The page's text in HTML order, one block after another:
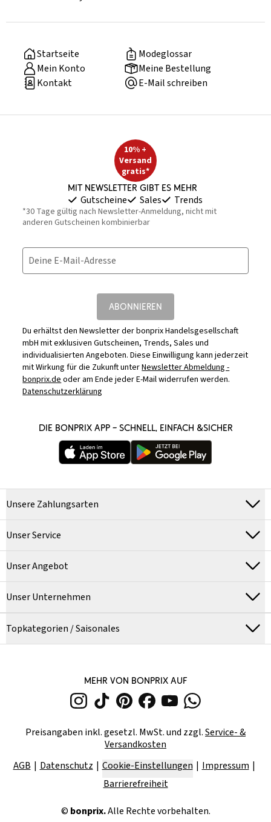
Startseite
Modeglossar
Mein Konto
Meine Bestellung
Kontakt
E-Mail schreiben
10% +
Versand
gratis*
Mit Newsletter gibt es mehr
Gutscheine Sales Trends
*30 Tage gültig nach Newsletter-Anmeldung, nicht mit
anderen Gutscheinen kombinierbar
Deine E-Mail-Adresse
ABONNIEREN
Du erhältst den Newsletter der bonprix Handelsgesellschaft
mbH mit exklusiven Gutscheinen, Trends, Sales und
individualisierten Angeboten. Diese Einwilligung kann jederzeit
mit Wirkung für die Zukunft unterNewsletter Abmeldung -
bonprix.deoder am Ende jeder E-Mail widerrufen werden.
Datenschutzerklärung
DIE BONPRIX APP – SCHNELL, EINFACH &SICHER
Unsere Zahlungsarten
Unser Service
Unser Angebot
Unser Unternehmen
Topkategorien / Saisonales
MEHR VON BONPRIX AUF
Preisangaben inkl. gesetzl. MwSt. und zzgl.Service- &
Versandkosten
AGB
Datenschutz Cookie-Einstellungen
Impressum
Barrierefreiheit
© bonprix.Alle Rechte vorbehalten.